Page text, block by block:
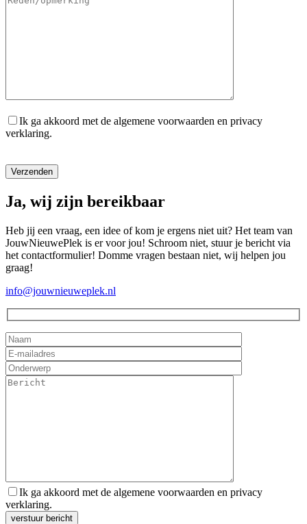
Ik ga akkoord met de algemene voorwaarden en privacy
verklaring.
Ja, wij zijn bereikbaar
Heb jij een vraag, een idee of kom je ergens niet uit? Het team van
JouwNieuwePlek is er voor jou! Schroom niet, stuur je bericht via
het contactformulier! Domme vragen bestaan niet, wij helpen jou
graag!
info@jouwnieuweplek.nl
Ik ga akkoord met de algemene voorwaarden en privacy
verklaring.
Gelieve dit veld leeg te laten.